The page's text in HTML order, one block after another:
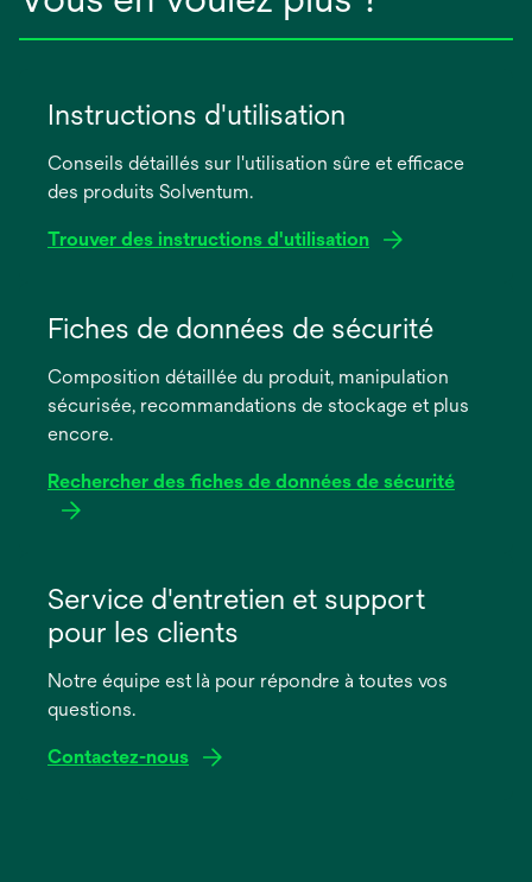
Instructions d'utilisation
Conseils détaillés sur l'utilisation sûre et efficace
des produits Solventum.
Trouver des instructions d'utilisation
dans
nouvel
onglet
Fiches de données de sécurité
Composition détaillée du produit, manipulation
sécurisée, recommandations de stockage et plus
encore.
Rechercher des fiches de données de sécurité
dans
nouvel
onglet
Service d'entretien et support
pour les clients
Notre équipe est là pour répondre à toutes vos
questions.
Contactez-nous